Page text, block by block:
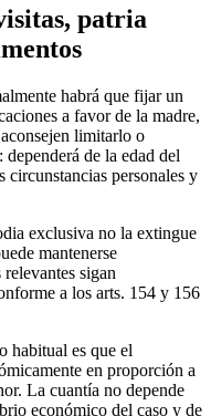
patria
habrá que fijar un
a favor de la madre,
limitarlo o
de la edad del
personales y
exclusiva no la extingue
mantenerse
sigan
a los arts. 154 y 156
habitual es que el
en proporción a
La cuantía no depende
económico del caso y de